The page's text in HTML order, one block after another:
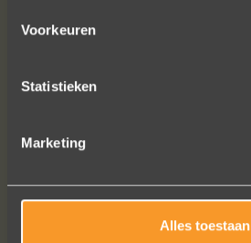
Voorkeuren
Statistieken
Marketing
Alles toestaan